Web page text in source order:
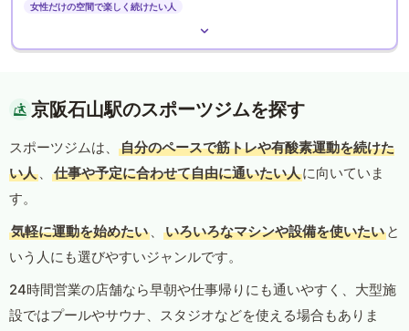
女性だけの空間で楽しく続けたい人
京阪石山駅のスポーツジムを探す
スポーツジムは、
自分のペースで筋トレや有酸素運動を続けた
い人 、 仕事や予定に合わせて自由に通いたい人に向いていま
す。
気軽に運動を始めたい 、 いろいろなマシンや設備を使いたい と
いう人にも選びやすいジャンルです。
24時間営業の店舗なら早朝や仕事帰りにも通いやすく、大型施
設ではプールやサウナ、スタジオなどを使える場合もありま